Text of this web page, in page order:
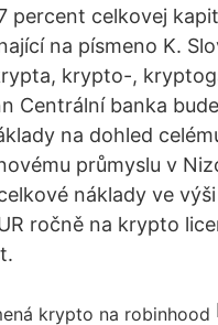
percent celkovej
na písmeno K.
krypto-,
Centrální banka
na dohled
průmyslu v
náklady ve
ročně na krypto